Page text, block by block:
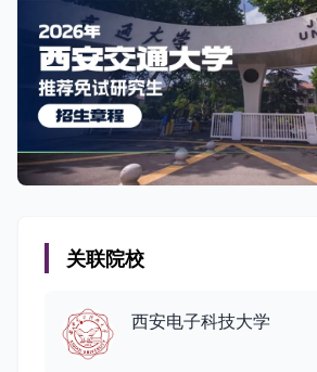
关联院校
西安电子科技大学